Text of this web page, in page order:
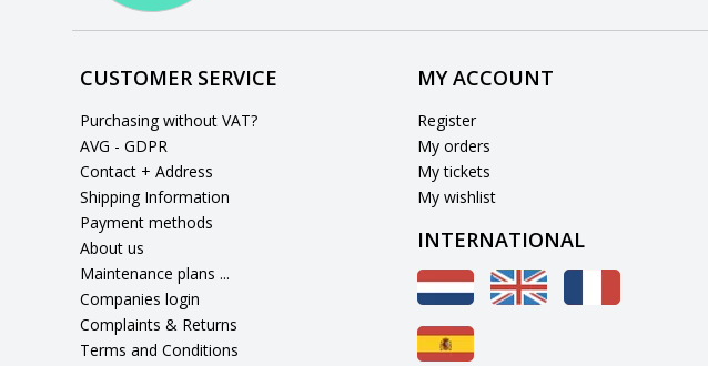
CUSTOMER SERVICE
Purchasing without VAT?
AVG - GDPR
Contact + Address
Shipping Information
Payment methods
About us
Maintenance plans ...
Companies login
Complaints & Returns
Terms and Conditions
MY ACCOUNT
Register
My orders
My tickets
My wishlist
INTERNATIONAL